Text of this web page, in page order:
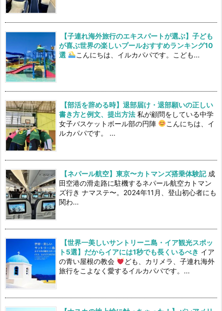
【子連れ海外旅行のエキスパートが選ぶ】子ども
が喜ぶ世界の楽しいプールおすすめランキング10
選
こんにちは、イルカパパです。こども...
【部活を辞める時】退部届け・退部願いの正しい
書き方と例文、提出方法 私が顧問をしている中学
女子バスケットボール部の円陣
こんにちは、イ
ルカパパです。 ...
【ネパール航空】東京〜カトマンズ搭乗体験記 成
田空港の滑走路に駐機するネパール航空カトマン
ズ行き ナマステ〜。2024年11月、登山初心者にも
関わ...
【世界一美しいサントリーニ島・イア観光スポッ
ト5選】だからイアには1秒でも長くいるべき イア
の青い屋根の教会
ども、カリメラ、子連れ海外
旅行をこよなく愛するイルカパパです。...